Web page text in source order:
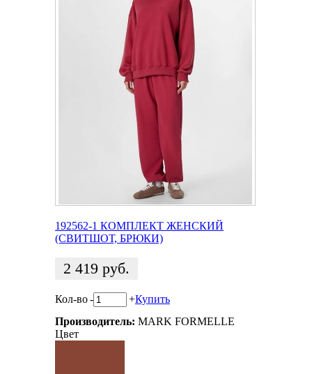
192562-1 КОМПЛЕКТ ЖЕНСКИЙ
(СВИТШОТ, БРЮКИ)
2 419 руб.
Кол-во- +Купить
Производитель: MARK FORMELLE
Цвет